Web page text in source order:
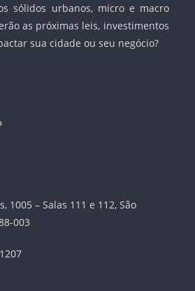
sólidos urbanos, micro e macro
as próximas leis, investimentos
sua cidade ou seu negócio?
1005 – Salas 111 e 112, São
003